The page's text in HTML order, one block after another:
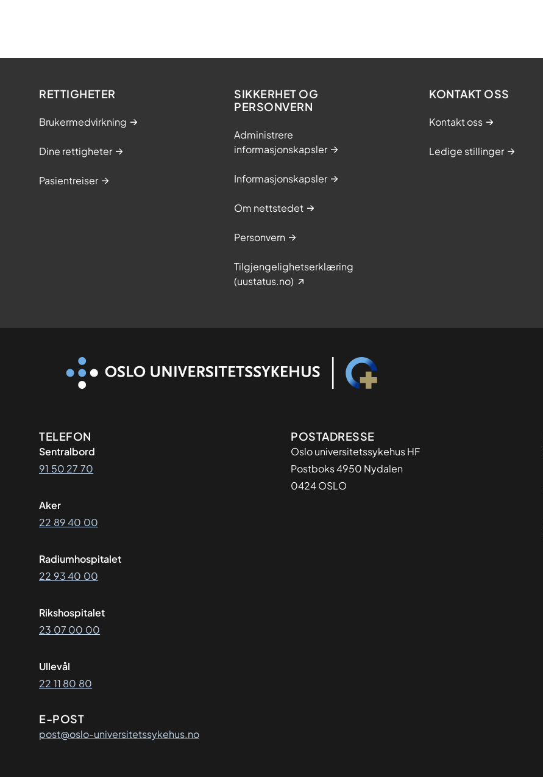
RETTIGHETER
Brukermedvirkning
Dine rettigheter
Pasientreiser
SIKKERHET OG
PERSONVERN
Administrere
informasjonskapsler
Informasjonskapsler
Om nettstedet
Personvern
Tilgjengelighetserklæring
(uustatus.no)
KONTAKT OSS
Kontakt oss
Ledige stillinger
Kontaktinformasjon
TELEFON
Sentralbord
91 50 27 70
Aker
22 89 40 00
Radiumhospitalet
22 93 40 00
Rikshospitalet
23 07 00 00
Ullevål
22 11 80 80
E-POST
post@oslo-universitetssykehus.no
Adresse
POSTADRESSE
Oslo universitetssykehus HF
Postboks 4950 Nydalen
0424 OSLO